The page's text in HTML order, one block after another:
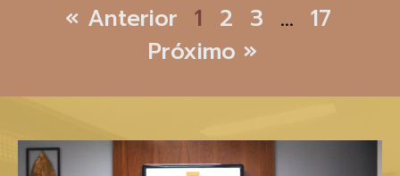
« Anterior 1 2 3 … 17
Próximo »